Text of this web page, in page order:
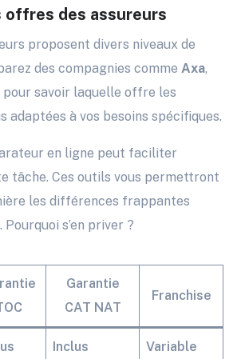
offres des assureurs
proposent divers niveaux de
des compagnies commeAxa,
pour savoir laquelle offre les
adaptées à vos besoins spécifiques.
en ligne peut faciliter
tâche. Ces outils vous permettront
les différences frappantes
s’en priver ?
Garantie
CAT NAT
Franchise
Inclus Variable